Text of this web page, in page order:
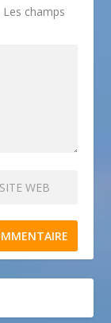
Les champs